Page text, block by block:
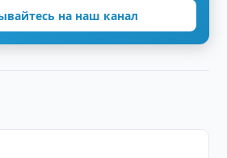
на наш канал